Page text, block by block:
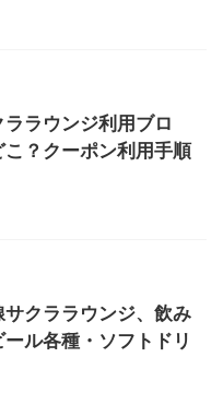
ラウンジ利用ブロ
？クーポン利用手順
クララウンジ、飲み
ル各種・ソフトドリ